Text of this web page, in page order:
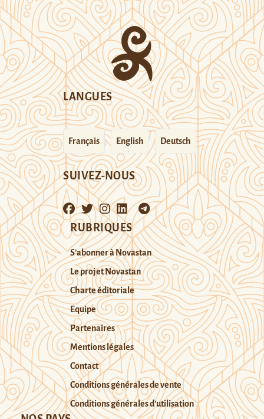
LANGUES
Français English Deutsch
SUIVEZ-NOUS
RUBRIQUES
S’abonner à Novastan
Le projet Novastan
Charte éditoriale
Equipe
Partenaires
Mentions légales
Contact
Conditions générales de vente
Conditions générales d’utilisation